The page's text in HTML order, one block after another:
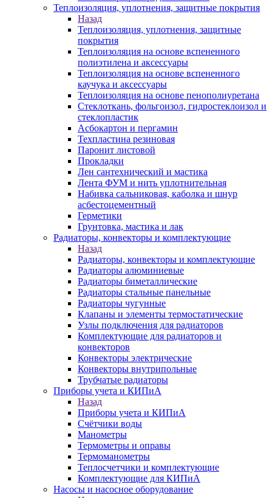
Теплоизоляция, уплотнения, защитные покрытия
Назад
Теплоизоляция, уплотнения, защитные
покрытия
Теплоизоляция на основе вспененного
полиэтилена и аксессуары
Теплоизоляция на основе вспененного
каучука и аксессуары
Теплоизоляция на основе пенополиуретана
Стеклоткань, фольгоизол, гидростеклоизол и
стеклопластик
Асбокартон и пергамин
Техпластина резиновая
Паронит листовой
Прокладки
Лен сантехнический и мастика
Лента ФУМ и нить уплотнительная
Набивка сальниковая, каболка и шнур
асбестоцементный
Герметики
Грунтовка, мастика и лак
Радиаторы, конвекторы и комплектующие
Назад
Радиаторы, конвекторы и комплектующие
Радиаторы алюминиевые
Радиаторы биметаллические
Радиаторы стальные панельные
Радиаторы чугунные
Клапаны и элементы термостатические
Узлы подключения для радиаторов
Комплектующие для радиаторов и
конвекторов
Конвекторы электрические
Конвекторы внутрипольные
Трубчатые радиаторы
Приборы учета и КИПиА
Назад
Приборы учета и КИПиА
Счётчики воды
Манометры
Термометры и оправы
Термоманометры
Теплосчетчики и комплектующие
Комплектующие для КИПиА
Насосы и насосное оборудование